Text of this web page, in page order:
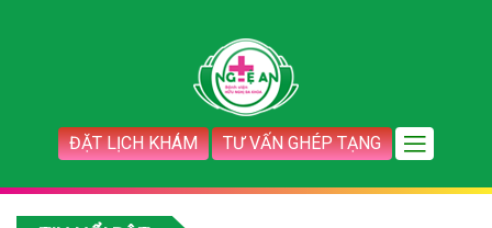
ĐẶT LỊCH KHÁM TƯ VẤN GHÉP TẠNG